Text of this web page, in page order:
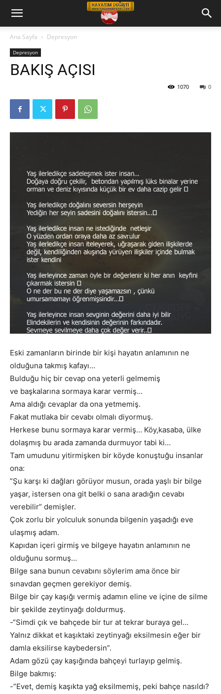
Hayatım
Değişti
Telkin
Ana Sayfa Depresyon
Depresyon
BAKIŞ AÇISI
0
1070
Eski zamanların birinde bir kişi hayatın anlamının ne
olduğuna takmış kafayı…
Bulduğu hiç bir cevap ona yeterli gelmemiş
ve başkalarına sormaya karar vermiş…
Ama aldığı cevaplar da ona yetmemiş.
Fakat mutlaka bir cevabı olmalı diyormuş.
Herkese bunu sormaya karar vermiş… Köy,kasaba, ülke
dolaşmış bu arada zamanda durmuyor tabi ki…
Tam umudunu yitirmişken bir köyde konuştuğu insanlar
ona:
”Şu karşı ki dağları görüyor musun, orada yaşlı bir bilge
yaşar, istersen ona git belki o sana aradığın cevabı
verebilir” demişler.
Çok zorlu bir yolculuk sonunda bilgenin yaşadığı eve
ulaşmış adam.
Kapıdan içeri girmiş ve bilgeye hayatın anlamının ne
olduğunu sormuş…
Bilge sana bunun cevabını söylerim ama önce bir
sınavdan geçmen gerekiyor demiş.
Bilge bir çay kaşığı vermiş adamın eline ve içine de silme
bir şekilde zeytinyağı doldurmuş.
-“Simdi çık ve bahçede bir tur at tekrar buraya gel…
Yalnız dikkat et kaşıktaki zeytinyağı eksilmesin eğer bir
damla eksilirse kaybedersin”.
Adam gözü çay kaşığında bahçeyi turlayıp gelmiş.
Bilge bakmış:
-”Evet, demiş kaşıkta yağ eksilmemiş, peki bahçe nasıldı?